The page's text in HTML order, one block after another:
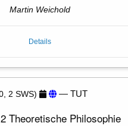
Martin Weichold
Details
2 SWS) — TUT
Theoretische Philosophie